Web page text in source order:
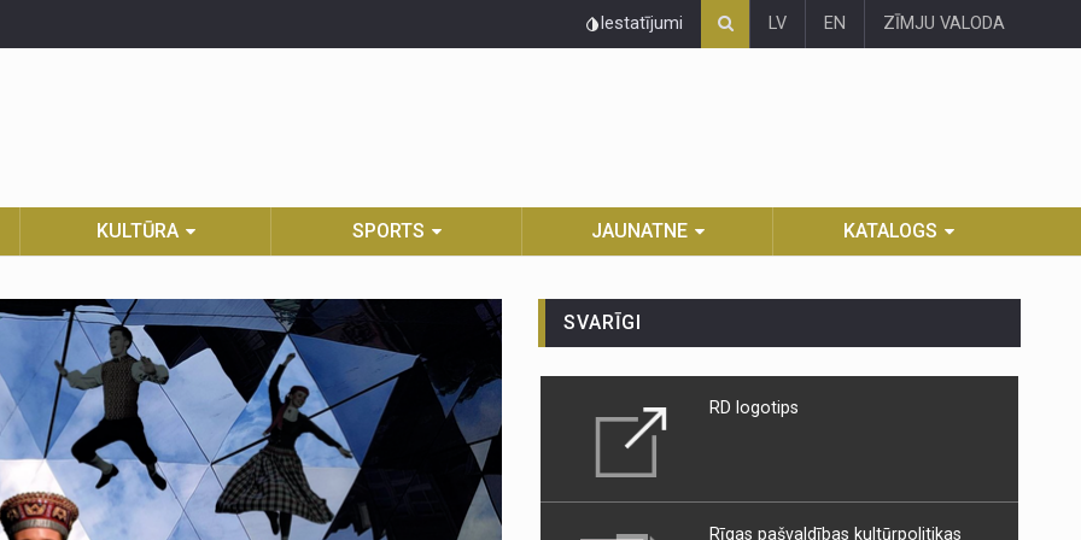
Iestatījumi LV EN ZĪMJU VALODA
KULTŪRA SPORTS JAUNATNE KATALOGS
SVARĪGI
RD logotips
Rīgas pašvaldības kultūrpolitikas